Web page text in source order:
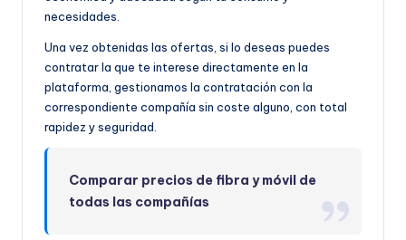
necesidades.
Una vez obtenidas las ofertas, si lo deseas puedes
contratar la que te interese directamente en la
plataforma, gestionamos la contratación con la
correspondiente compañía sin coste alguno, con total
rapidez y seguridad.
Comparar precios de fibra y móvil de
todas las compañías